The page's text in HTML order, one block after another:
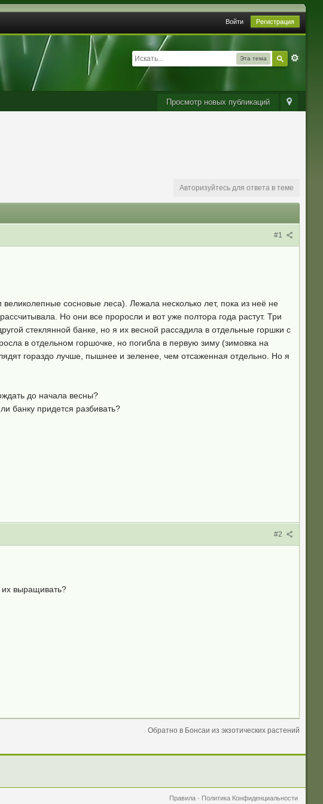
Войти Регистрация
Эта тема
Просмотр новых публикаций
Авторизуйтесь для ответа в теме
#1
сосновые леса). Лежала несколько лет, пока из неё не
Но они все проросли и вот уже полтора года растут. Три
стеклянной банке, но я их весной рассадила в отдельные горшки с
в отдельном горшочке, но погибла в первую зиму (зимовка на
гораздо лучше, пышнее и зеленее, чем отсаженная отдельно. Но я
до начала весны?
банку придется разбивать?
#2
их выращивать?
Обратно в Бонсаи из экзотических растений
Политика Конфиденциальности
Правила ·